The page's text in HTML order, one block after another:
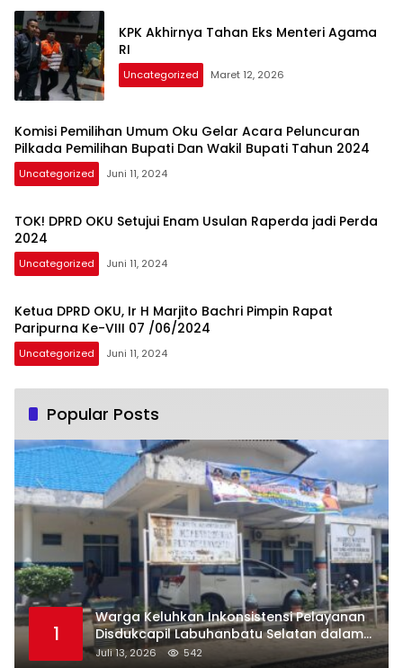
KPK Akhirnya Tahan Eks Menteri Agama
RI
Uncategorized Maret 12, 2026
Komisi Pemilihan Umum Oku Gelar Acara Peluncuran
Pilkada Pemilihan Bupati Dan Wakil Bupati Tahun 2024
Uncategorized Juni 11, 2024
TOK! DPRD OKU Setujui Enam Usulan Raperda jadi Perda
2024
Uncategorized Juni 11, 2024
Ketua DPRD OKU, Ir H Marjito Bachri Pimpin Rapat
Paripurna Ke-VIII 07 /06/2024
Uncategorized Juni 11, 2024
Popular Posts
1
Warga Keluhkan Inkonsistensi Pelayanan
Disdukcapil Labuhanbatu Selatan dalam
Pengurusan KK Rusak
Juli 13, 2026 542